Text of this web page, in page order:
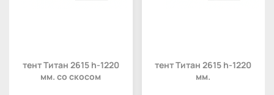
тент Титан 2615 h-1220
мм. со скосом
тент Титан 2615 h-1220
мм.